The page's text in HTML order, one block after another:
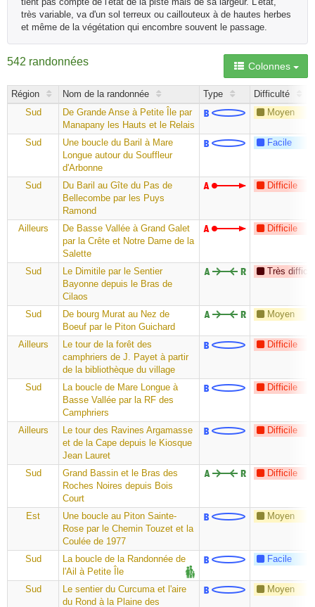
très variable, va d'un sol terreux ou caillouteux à de hautes herbes
et même de la végétation qui encombre souvent le passage.
542 randonnées Colonnes
Région Nom de la randonnée Type
Difficulté
Sud
De Grande Anse à Petite Île par
Manapany les Hauts et le Relais
Moyen
Sud
Une boucle du Baril à Mare
Longue autour du Souffleur
d'Arbonne
Facile
Sud
Du Baril au Gîte du Pas de
Bellecombe par les Puys
Ramond
Difficile
Ailleurs
De Basse Vallée à Grand Galet
par la Crête et Notre Dame de la
Salette
Difficile
Sud
Le Dimitile par le Sentier
Bayonne depuis le Bras de
Cilaos
Très
Sud
De bourg Murat au Nez de
Boeuf par le Piton Guichard
Moyen
Ailleurs
Le tour de la forêt des
camphriers de J. Payet à partir
de la bibliothèque du village
Difficile
Sud
La boucle de Mare Longue à
Basse Vallée par la RF des
Camphriers
Difficile
Ailleurs
Le tour des Ravines Argamasse
et de la Cape depuis le Kiosque
Jean Lauret
Difficile
Sud
Grand Bassin et le Bras des
Roches Noires depuis Bois
Court
Difficile
Est
Une boucle au Piton Sainte-
Rose par le Chemin Touzet et la
Coulée de 1977
Moyen
Sud
La boucle de la Randonnée de
l'Ail à Petite Île
Facile
Sud
Le sentier du Curcuma et l'aire
du Rond à la Plaine des
Moyen